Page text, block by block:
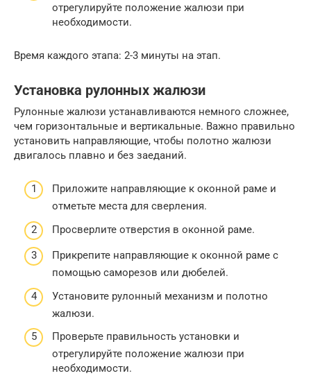
отрегулируйте положение жалюзи при
необходимости.
Время каждого этапа: 2-3 минуты на этап.
Установка рулонных жалюзи
Рулонные жалюзи устанавливаются немного сложнее,
чем горизонтальные и вертикальные. Важно правильно
установить направляющие, чтобы полотно жалюзи
двигалось плавно и без заеданий.
Приложите направляющие к оконной раме и
отметьте места для сверления.
Просверлите отверстия в оконной раме.
Прикрепите направляющие к оконной раме с
помощью саморезов или дюбелей.
Установите рулонный механизм и полотно
жалюзи.
Проверьте правильность установки и
отрегулируйте положение жалюзи при
необходимости.